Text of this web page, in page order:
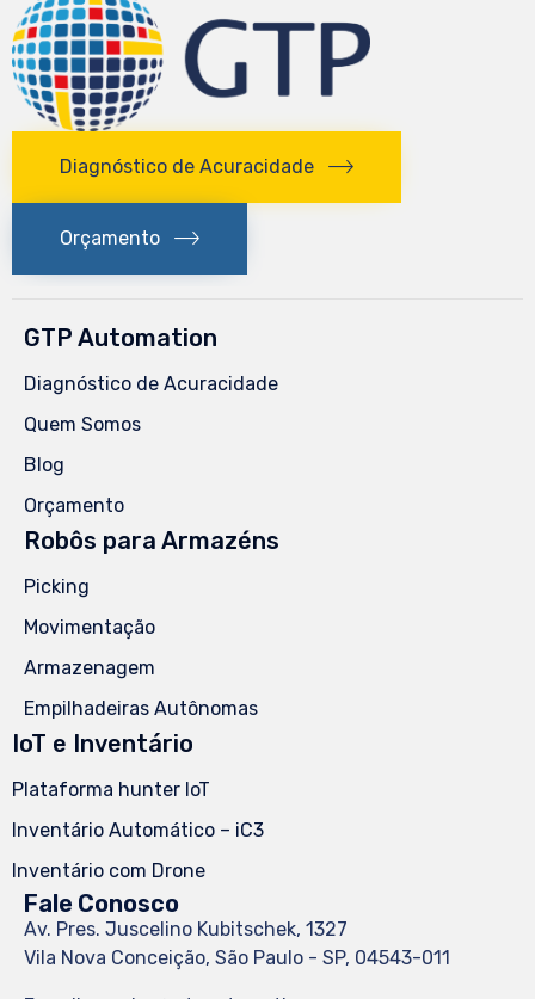
Diagnóstico de Acuracidade
Orçamento
GTP Automation
Diagnóstico de Acuracidade
Quem Somos
Blog
Orçamento
Robôs para Armazéns
Picking
Movimentação
Armazenagem
Empilhadeiras Autônomas
IoT e Inventário
Plataforma hunter IoT
Inventário Automático – iC3
Inventário com Drone
Fale Conosco
Av. Pres. Juscelino Kubitschek, 1327
Vila Nova Conceição, São Paulo - SP, 04543-011